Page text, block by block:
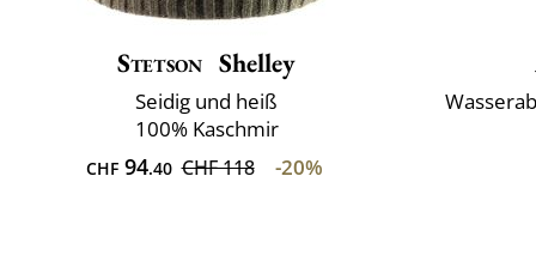
Stetson Shelley
Seidig und heiß
100% Kaschmir
CHF94.40 CHF 118 -20%